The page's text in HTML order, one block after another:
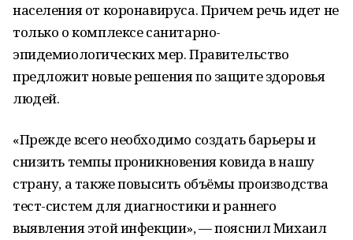
населения от коронавируса. Причем речь идет не
только о комплексе санитарно-
эпидемиологических мер. Правительство
предложит новые решения по защите здоровья
людей.
«Прежде всего необходимо создать барьеры и
снизить темпы проникновения ковида в нашу
страну, а также повысить объёмы производства
тест-систем для диагностики и раннего
выявления этой инфекции», — пояснил Михаил